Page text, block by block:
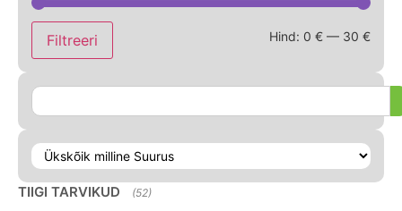
Filtreeri Hind: 0 € — 30 €
TIIGI TARVIKUD (52)